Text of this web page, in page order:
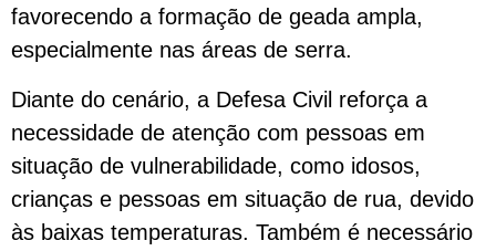
favorecendo a formação de geada ampla,
especialmente nas áreas de serra.
Diante do cenário, a Defesa Civil reforça a
necessidade de atenção com pessoas em
situação de vulnerabilidade, como idosos,
crianças e pessoas em situação de rua, devido
às baixas temperaturas. Também é necessário